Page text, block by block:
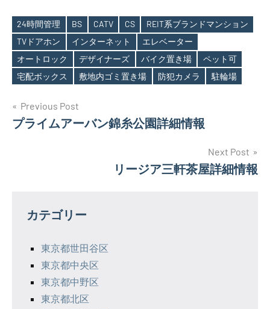
Tags
24時間管理 BS CATV CS
REIT系ブランドマンション
TVドアホン
インターネット
エレベーター
オートロック
デザイナーズ バイク置き場
ペット可
宅配ボックス
敷地内ゴミ置き場 防犯カメラ 駐輪場
投
稿
ー
Previous Post
プライムアーバン錦糸公園詳細情報
Next Post
リージア三軒茶屋詳細情報
カテゴリー
東京都世田谷区
東京都中央区
東京都中野区
東京都北区